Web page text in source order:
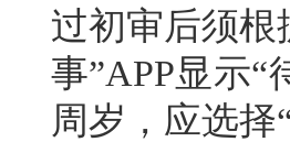
过初审后须根
事”APP显示
周岁，应选择